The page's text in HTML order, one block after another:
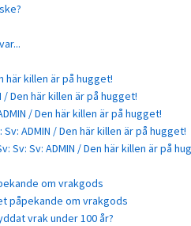
här killen är på hugget!
/ Den här killen är på hugget!
/ Den här killen är på hugget!
Sv: ADMIN / Den här killen är på hugget!
Sv: Sv: ADMIN / Den här killen är på
om vrakgods
påpekande om vrakgods
vrak under 100 år?